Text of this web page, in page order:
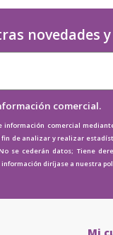
novedades
comercial.
comercial
de analizar y realizar
se cederán datos; Tiene
diríjase a nuestra
Mi